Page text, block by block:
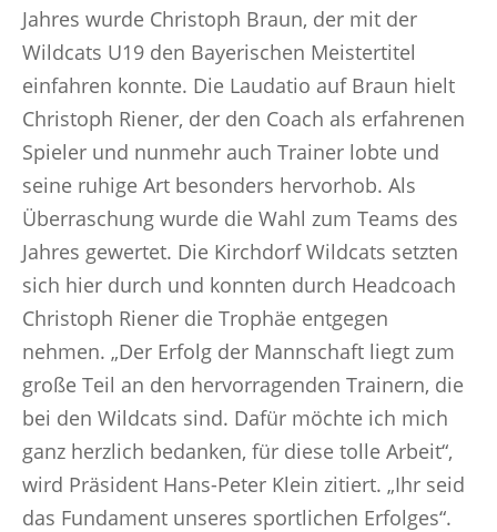
Jahres wurde Christoph Braun, der mit der
Wildcats U19 den Bayerischen Meistertitel
einfahren konnte. Die Laudatio auf Braun hielt
Christoph Riener, der den Coach als erfahrenen
Spieler und nunmehr auch Trainer lobte und
seine ruhige Art besonders hervorhob. Als
Überraschung wurde die Wahl zum Teams des
Jahres gewertet. Die Kirchdorf Wildcats setzten
sich hier durch und konnten durch Headcoach
Christoph Riener die Trophäe entgegen
nehmen. „Der Erfolg der Mannschaft liegt zum
große Teil an den hervorragenden Trainern, die
bei den Wildcats sind. Dafür möchte ich mich
ganz herzlich bedanken, für diese tolle Arbeit“,
wird Präsident Hans-Peter Klein zitiert. „Ihr seid
das Fundament unseres sportlichen Erfolges“.